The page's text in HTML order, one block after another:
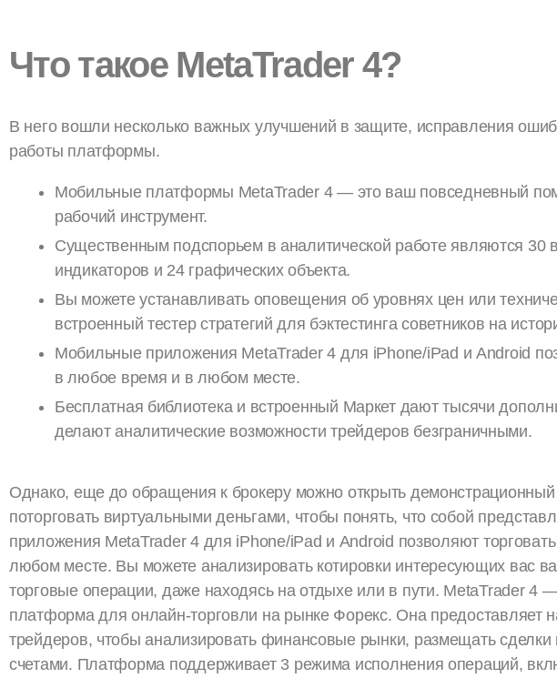
Что такое MetaTrader 4?
В него вошли несколько важных улучшений в защите, исправления
работы платформы.
Мобильные платформы MetaTrader 4 — это ваш повседневный
рабочий инструмент.
Существенным подспорьем в аналитической работе являются 30
индикаторов и 24 графических объекта.
Вы можете устанавливать оповещения об уровнях цен или
встроенный тестер стратегий для бэктестинга советников на
Мобильные приложения MetaTrader 4 для iPhone/iPad и Android
в любое время и в любом месте.
Бесплатная библиотека и встроенный Маркет дают тысячи
делают аналитические возможности трейдеров безграничными.
Однако, еще до обращения к брокеру можно открыть демонстрационный
поторговать виртуальными деньгами, чтобы понять, что собой
приложения MetaTrader 4 для iPhone/iPad и Android позволяют
любом месте. Вы можете анализировать котировки интересующих вас
торговые операции, даже находясь на отдыхе или в пути. MetaTrader 4 —
платформа для онлайн-торговли на рынке Форекс. Она предоставляет
трейдеров, чтобы анализировать финансовые рынки, размещать
счетами. Платформа поддерживает 3 режима исполнения операций,